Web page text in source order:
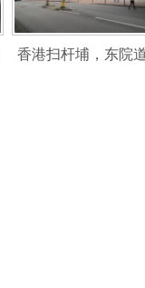
香港扫杆埔，东院